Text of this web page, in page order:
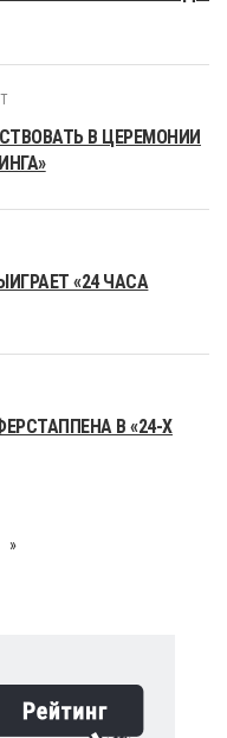
В ЦЕРЕМОНИИ
«24 ЧАСА
В «24-Х
»